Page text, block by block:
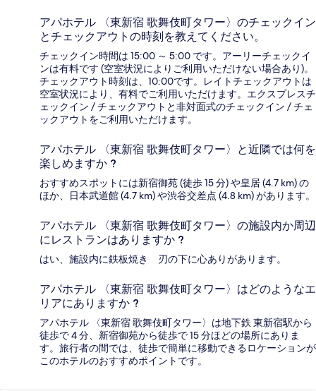
アパホテル 〈東新宿 歌舞伎町タワー〉のチェックイン
とチェックアウトの時刻を教えてください。
チェックイン時間は 15:00 ～ 5:00 です。アーリーチェックイ
ンは有料です (空室状況によりご利用いただけない場合あり)。
チェックアウト時刻は、10:00です。レイトチェックアウトは
空室状況により、有料でご利用いただけます。エクスプレスチ
ェックイン / チェックアウトと非対面式のチェックイン / チェ
ックアウトをご利用いただけます。
アパホテル 〈東新宿 歌舞伎町タワー〉と近隣では何を
楽しめますか ?
おすすめスポットには新宿御苑 (徒歩 15 分) や皇居 (4.7 km) の
ほか、日本武道館 (4.7 km) や渋谷交差点 (4.8 km) があります。
アパホテル 〈東新宿 歌舞伎町タワー〉の施設内か周辺
にレストランはありますか ?
はい、施設内に鉄板焼き 刃の下に心ありがあります。
アパホテル 〈東新宿 歌舞伎町タワー〉はどのようなエ
リアにありますか ?
アパホテル 〈東新宿 歌舞伎町タワー〉は地下鉄 東新宿駅から
徒歩で 4 分、新宿御苑から徒歩で 15 分ほどの場所にありま
す。旅行者の間では、徒歩で簡単に移動できるロケーションが
このホテルのおすすめポイントです。